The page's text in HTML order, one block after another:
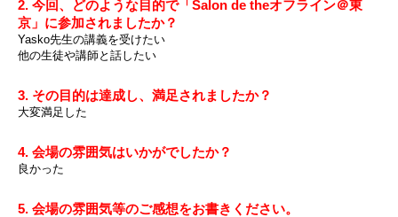
2. 今回、どのような目的で「Salon de theオフライン＠東
京」に参加されましたか？
Yasko先生の講義を受けたい
他の生徒や講師と話したい
3. その目的は達成し、満足されましたか？
大変満足した
4. 会場の雰囲気はいかがでしたか？
良かった
5. 会場の雰囲気等のご感想をお書きください。